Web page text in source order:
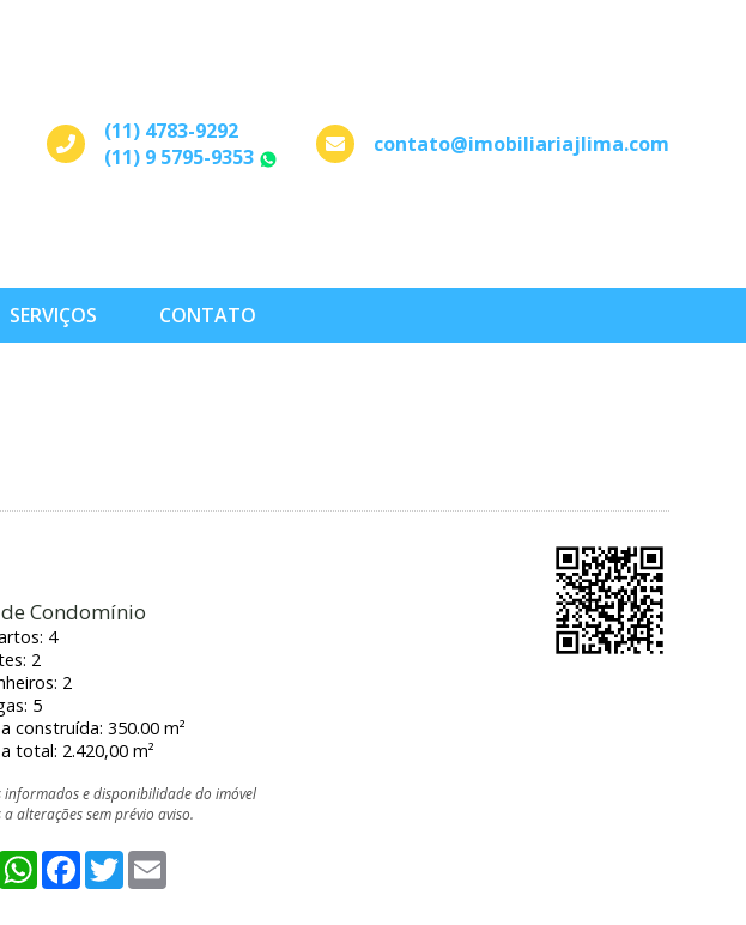
(11) 4783-9292
(11) 9 5795-9353
WhatsApp
contato@imobiliariajlima.com
SERVIÇOS CONTATO
de Condomínio
4
2
2
5
construída: 350.00 m²
total: 2.420,00 m²
informados e disponibilidade do imóvel
a alterações sem prévio aviso.
ShareWhatsApp
Facebook
Twitter